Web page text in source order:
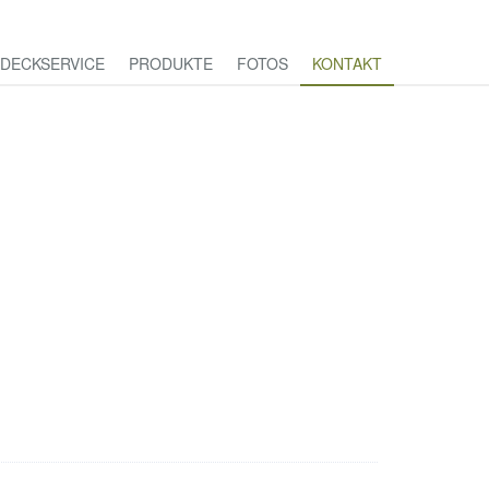
DECKSERVICE PRODUKTE FOTOS KONTAKT